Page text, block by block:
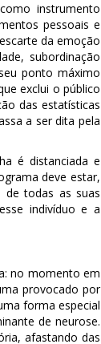
instrumento
pessoais e
da emoção
subordinação
ponto máximo
exclui o público
das estatísticas
a ser dita pela
é distanciada e
deve estar,
de todas as suas
indivíduo e a
no momento em
provocado por
forma especial
de neurose.
afastando das